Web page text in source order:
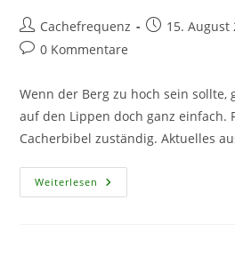
Beitrags-
Autor:
Cachefrequenz
Beitrag15. August
Beitrags-
0 Kommentare
Wenn der Berg zu hoch sein sollte,
auf den Lippen doch ganz einfach.
Cacherbibel zuständig. Aktuelles
Weiterlesen CF261
–